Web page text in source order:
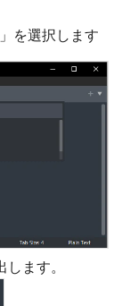
」を選択します
ます。